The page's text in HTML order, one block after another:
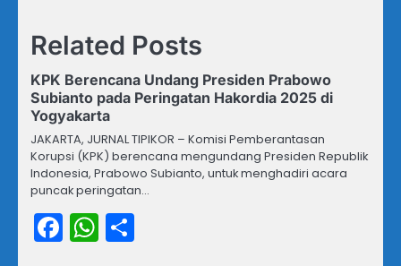
Related Posts
KPK Berencana Undang Presiden Prabowo
Subianto pada Peringatan Hakordia 2025 di
Yogyakarta
JAKARTA, JURNAL TIPIKOR – Komisi Pemberantasan
Korupsi (KPK) berencana mengundang Presiden Republik
Indonesia, Prabowo Subianto, untuk menghadiri acara
puncak peringatan…
Facebook
WhatsApp